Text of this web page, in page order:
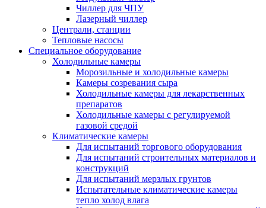
Чиллер для ЧПУ
Лазерный чиллер
Централи, станции
Тепловые насосы
Специальное оборудование
Холодильные камеры
Морозильные и холодильные камеры
Камеры созревания сыра
Холодильные камеры для лекарственных
препаратов
Холодильные камеры с регулируемой
газовой средой
Климатические камеры
Для испытаний торгового оборудования
Для испытаний строительных материалов и
конструкций
Для испытаний мерзлых грунтов
Испытательные климатические камеры
тепло холод влага